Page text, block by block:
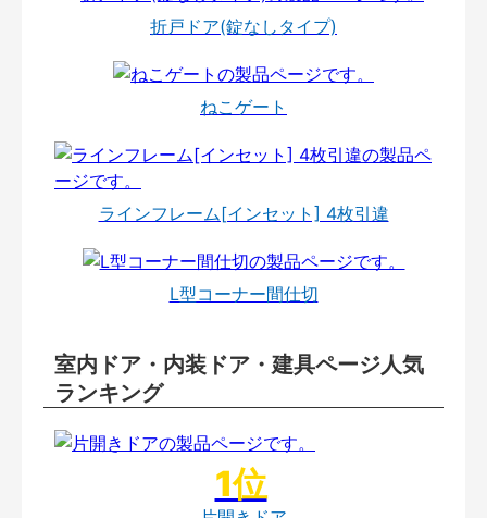
折戸ドア(錠なしタイプ)
ねこゲート
ラインフレーム[インセット] 4枚引違
L型コーナー間仕切
室内ドア・内装ドア・建具ページ人気
ランキング